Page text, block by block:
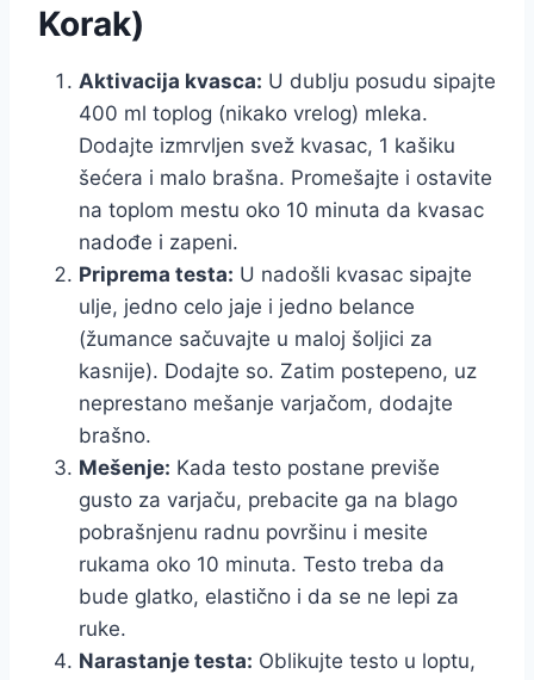
Korak)
Aktivacija kvasca: U dublju posudu sipajte
400 ml toplog (nikako vrelog) mleka.
Dodajte izmrvljen svež kvasac, 1 kašiku
šećera i malo brašna. Promešajte i ostavite
na toplom mestu oko 10 minuta da kvasac
nadođe i zapeni.
Priprema testa: U nadošli kvasac sipajte
ulje, jedno celo jaje i jedno belance
(žumance sačuvajte u maloj šoljici za
kasnije). Dodajte so. Zatim postepeno, uz
neprestano mešanje varjačom, dodajte
brašno.
Mešenje: Kada testo postane previše
gusto za varjaču, prebacite ga na blago
pobrašnjenu radnu površinu i mesite
rukama oko 10 minuta. Testo treba da
bude glatko, elastično i da se ne lepi za
ruke.
Narastanje testa: Oblikujte testo u loptu,